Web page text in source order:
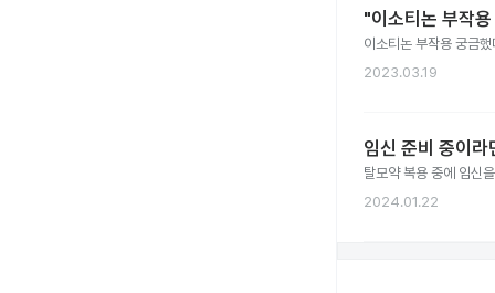
"이소티논 부작
이소티논 부작용 궁금
2023.03.19
임신 준비 중이
탈모약 복용 중에 임신
2024.01.22